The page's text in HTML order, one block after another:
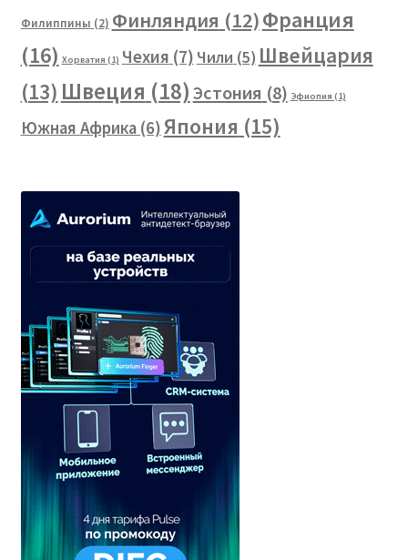
Филиппины (2) Финляндия (12)Франция
(16) Хорватия (1) Чехия (7) Чили (5) Швейцария
(13) Швеция (18)Эстония (8) Эфиопия (1)
Южная Африка(6)Япония (15)